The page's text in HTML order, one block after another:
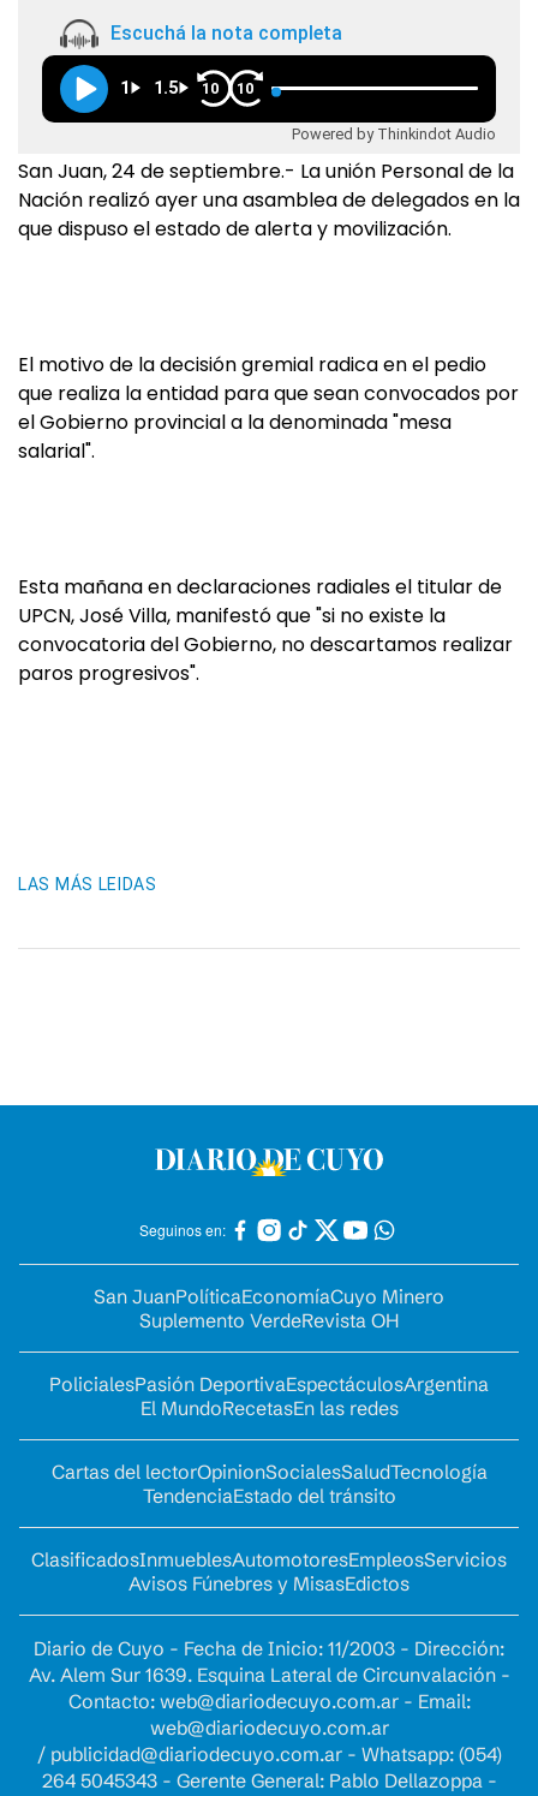
Escuchá la nota completa
1 1.5 10 10
Powered by Thinkindot Audio
San Juan, 24 de septiembre.- La unión Personal de la
Nación realizó ayer una asamblea de delegados en la
que dispuso el estado de alerta y movilización.
El motivo de la decisión gremial radica en el pedio
que realiza la entidad para que sean convocados por
el Gobierno provincial a la denominada "mesa
salarial".
Esta mañana en declaraciones radiales el titular de
UPCN, José Villa, manifestó que "si no existe la
convocatoria del Gobierno, no descartamos realizar
paros progresivos".
LAS MÁS LEIDAS
Seguinos en:
San JuanPolíticaEconomíaCuyo Minero
Suplemento VerdeRevista OH
PolicialesPasión DeportivaEspectáculosArgentina
El MundoRecetasEn las redes
Cartas del lectorOpinionSocialesSaludTecnología
TendenciaEstado del tránsito
ClasificadosInmueblesAutomotoresEmpleosServicios
Avisos Fúnebres y MisasEdictos
Diario de Cuyo - Fecha de Inicio: 11/2003 - Dirección:
Av. Alem Sur 1639. Esquina Lateral de Circunvalación -
Contacto: web@diariodecuyo.com.ar- Email:
web@diariodecuyo.com.ar
/ publicidad@diariodecuyo.com.ar- Whatsapp: (054)
264 5045343 - Gerente General: Pablo Dellazoppa -